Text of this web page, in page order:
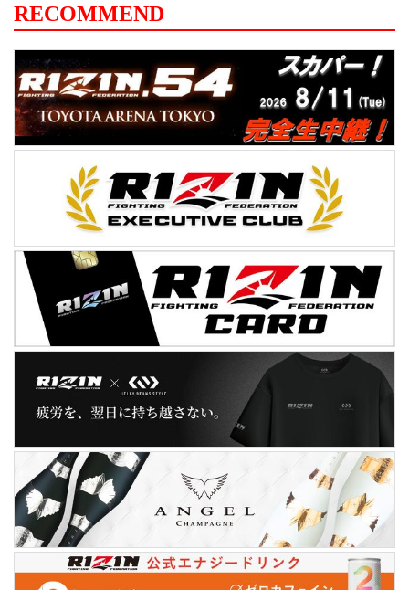
RECOMMEND